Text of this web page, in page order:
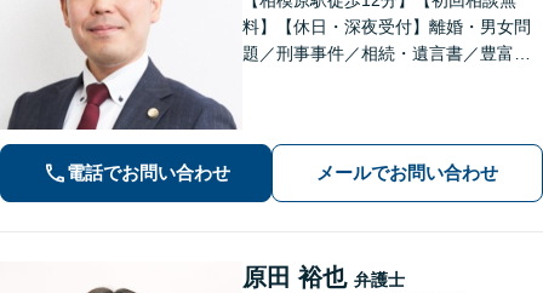
料】【休日・深夜受付】離婚・男女問
題／刑事事件／相続・遺言書／豊富な
【24時間受付】【ビデオ面談可】
電話でお問い合わせ メールでお問い合わせ
原田 裕也 弁護士